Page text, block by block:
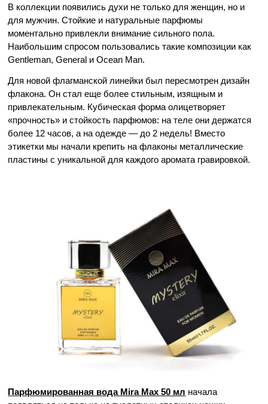
В коллекции появились духи не только для женщин, но и
для мужчин. Стойкие и натуральные парфюмы
моментально привлекли внимание сильного пола.
Наибольшим спросом пользовались такие композиции как
Gentleman, General и Ocean Man.
Для новой флагманской линейки был пересмотрен дизайн
флакона. Он стал еще более стильным, изящным и
привлекательным. Кубическая форма олицетворяет
«прочность» и стойкость парфюмов: на теле они держатся
более 12 часов, а на одежде — до 2 недель! Вместо
этикетки мы начали крепить на флаконы металлические
пластины с уникальной для каждого аромата гравировкой.
Парфюмированная вода Mira Max 50 мл начала